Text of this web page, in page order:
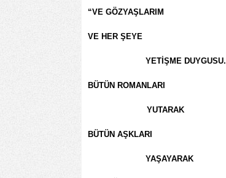
“VE GÖZYAŞLARIM
VE HER ŞEYE
YETİŞME DUYGUSU.
BÜTÜN ROMANLARI
YUTARAK
BÜTÜN AŞKLARI
YAŞAYARAK